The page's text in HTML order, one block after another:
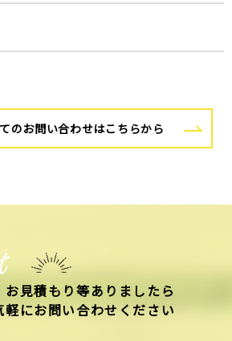
のお問い合わせはこちらから
お見積もり等ありましたら
軽にお問い合わせください